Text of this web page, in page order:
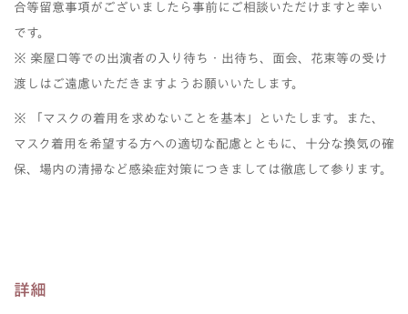
合等留意事項がございましたら事前にご相談いただけますと幸い
です。
※ 楽屋口等での出演者の入り待ち・出待ち、面会、花束等の受け
渡しはご遠慮いただきますようお願いいたします。
※ 「マスクの着用を求めないことを基本」といたします。また、
マスク着用を希望する方への適切な配慮とともに、十分な換気の確
保、場内の清掃など感染症対策につきましては徹底して参ります。
詳細